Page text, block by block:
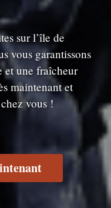
sur l’île de
vous garantissons
et une fraîcheur
maintenant et
vous !